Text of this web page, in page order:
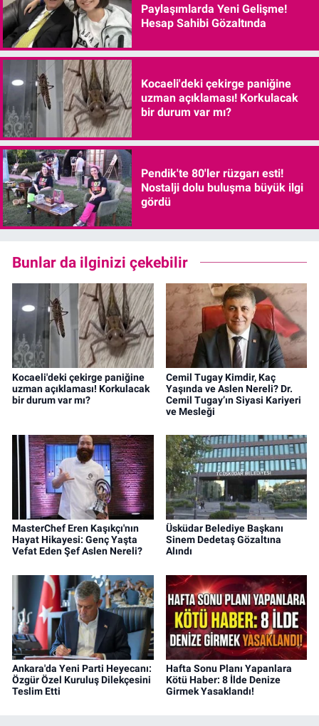
Paylaşımlarda Yeni Gelişme!
Hesap Sahibi Gözaltında
Kocaeli'deki çekirge paniğine
uzman açıklaması! Korkulacak
bir durum var mı?
Pendik'te 80'ler rüzgarı esti!
Nostalji dolu buluşma büyük ilgi
gördü
Bunlar da ilginizi çekebilir
Kocaeli'deki çekirge paniğine
uzman açıklaması! Korkulacak
bir durum var mı?
Cemil Tugay Kimdir, Kaç
Yaşında ve Aslen Nereli? Dr.
Cemil Tugay’ın Siyasi Kariyeri
ve Mesleği
MasterChef Eren Kaşıkçı'nın
Hayat Hikayesi: Genç Yaşta
Vefat Eden Şef Aslen Nereli?
Üsküdar Belediye Başkanı
Sinem Dedetaş Gözaltına
Alındı
Ankara'da Yeni Parti Heyecanı:
Özgür Özel Kuruluş Dilekçesini
Teslim Etti
Hafta Sonu Planı Yapanlara
Kötü Haber: 8 İlde Denize
Girmek Yasaklandı!